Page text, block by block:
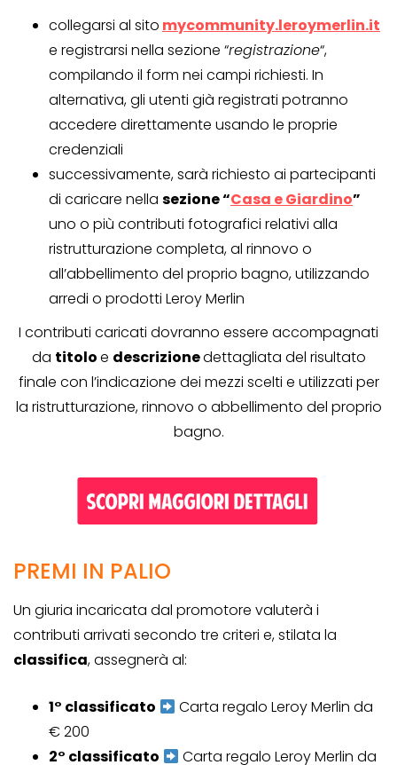
collegarsi al sito mycommunity.leroymerlin.it
e registrarsi nella sezione “registrazione“,
compilando il form nei campi richiesti. In
alternativa, gli utenti già registrati potranno
accedere direttamente usando le proprie
credenziali
successivamente, sarà richiesto ai partecipanti
di caricare nella sezione “Casa e Giardino”
uno o più contributi fotografici relativi alla
ristrutturazione completa, al rinnovo o
all’abbellimento del proprio bagno, utilizzando
arredi o prodotti Leroy Merlin
I contributi caricati dovranno essere accompagnati
da titoloe descrizionedettagliata del risultato
finale con l’indicazione dei mezzi scelti e utilizzati per
la ristrutturazione, rinnovo o abbellimento del proprio
bagno.
PREMI IN PALIO
Un giuria incaricata dal promotore valuterà i
contributi arrivati secondo tre criteri e, stilata la
classifica, assegnerà al:
1° classificato
Carta regalo Leroy Merlin da
€ 200
2° classificato
Carta regalo Leroy Merlin da